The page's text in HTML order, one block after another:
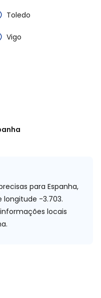
Toledo
Vigo
para Espanha,
longitude -3.703.
locais